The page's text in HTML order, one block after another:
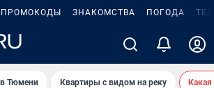
ПРОМОКОДЫ ЗНАКОМСТВА ПОГОДА
в Тюмени Квартиры с видом на реку